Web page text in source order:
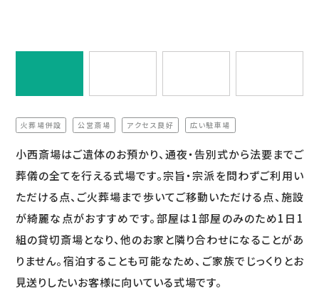
火葬場併設
（非該当）
公営斎場
（非該当）
アクセス良好
（非該当）
広い駐車場
（非該当）
小西斎場はご遺体のお預かり、通夜・告別式から法要までご
葬儀の全てを行える式場です。宗旨・宗派を問わずご利用い
ただける点、ご火葬場まで歩いてご移動いただける点、施設
が綺麗な点がおすすめです。部屋は1部屋のみのため1日1
組の貸切斎場となり、他のお家と隣り合わせになることがあ
りません。宿泊することも可能なため、ご家族でじっくりとお
見送りしたいお客様に向いている式場です。